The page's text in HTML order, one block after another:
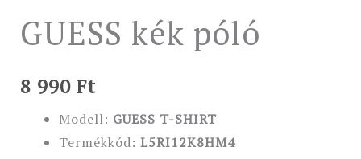
GUESS kék póló
8 990 Ft
Modell: GUESS T-SHIRT
Termékkód: L5RI12K8HM4